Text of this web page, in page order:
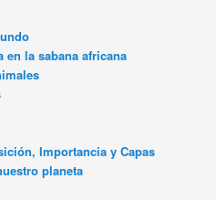
en la sabana africana
Importancia y Capas
planeta